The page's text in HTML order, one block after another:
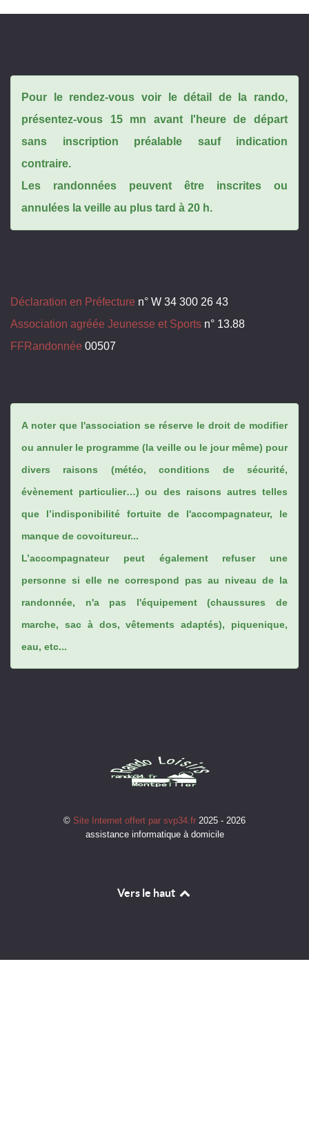
Pour le rendez-vous voir le détail de la rando,
présentez-vous 15 mn avant l'heure de départ
sans inscription préalable sauf indication
contraire.
Les randonnées peuvent être inscrites ou
annulées la veille au plus tard à 20 h.
Déclaration en Préfecture n° W 34 300 26 43
Association agréée Jeunesse et Sports n° 13.88
FFRandonnée 00507
A noter que l'association se réserve le droit de modifier
ou annuler le programme (la veille ou le jour même) pour
divers raisons (météo, conditions de sécurité,
évènement particulier…) ou des raisons autres telles
que l’indisponibilité fortuite de l'accompagnateur, le
manque de covoitureur...
L’accompagnateur peut également refuser une
personne si elle ne correspond pas au niveau de la
randonnée, n'a pas l'équipement (chaussures de
marche, sac à dos, vêtements adaptés), piquenique,
eau, etc...
© Site Internet offert par svp34.fr 2025 - 2026
assistance informatique à domicile
Vers le haut